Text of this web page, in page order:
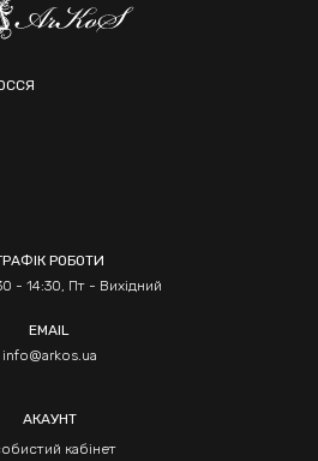
РОБОТИ
- 14:30, Пт - Вихідний
EMAIL
info@arkos.ua
АКАУНТ
кабінет